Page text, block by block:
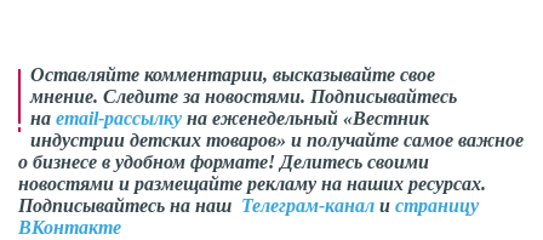
Оставляйте комментарии, высказывайте свое
мнение. Следите за новостями. Подписывайтесь
на email-рассылку на еженедельный «Вестник
индустрии детских товаров» и получайте самое важное
о бизнесе в удобном формате! Делитесь своими
новостями и размещайте рекламу на наших ресурсах.
Подписывайтесь на наш Телеграм-канал и страницу
ВКонтакте